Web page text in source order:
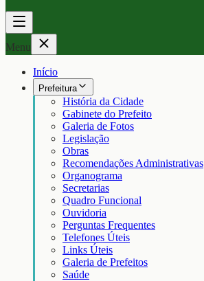
Menu
Início
Prefeitura
História da Cidade
Gabinete do Prefeito
Galeria de Fotos
Legislação
Obras
Recomendações Administrativas
Organograma
Secretarias
Quadro Funcional
Ouvidoria
Perguntas Frequentes
Telefones Úteis
Links Úteis
Galeria de Prefeitos
Saúde